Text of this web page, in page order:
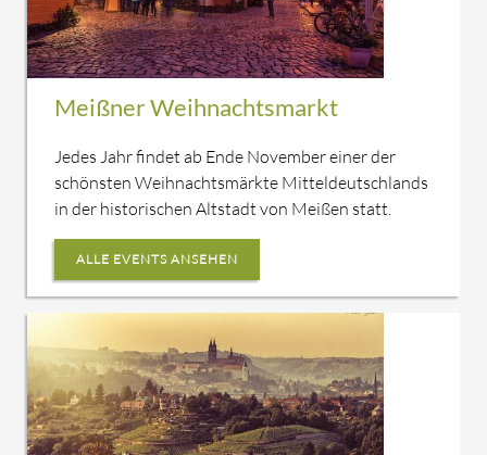
Meißner Weihnachtsmarkt
Jedes Jahr findet ab Ende November einer der
schönsten Weihnachtsmärkte Mitteldeutschlands
in der historischen Altstadt von Meißen statt.
ALLE EVENTS ANSEHEN